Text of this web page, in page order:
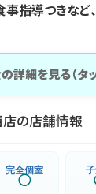
指導つきなど
詳細を見る（タッ
店の店舗情報
完全個室
◯